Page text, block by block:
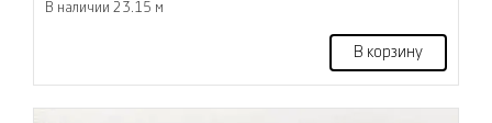
В наличии 23.15 м
В корзину